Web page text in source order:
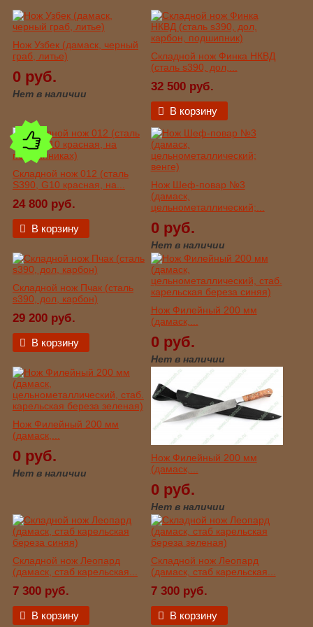
Нож Узбек (дамаск, черный
граб, литье)
0 руб.
Нет в наличии
Складной нож Финка НКВД
(сталь s390, дол,...
32 500 руб.
В корзину
Складной нож 012 (сталь
S390, G10 красная, на...
24 800 руб.
В корзину
Нож Шеф-повар №3
(дамаск,
цельнометаллический;...
0 руб.
Нет в наличии
Складной нож Пчак (сталь
s390, дол, карбон)
29 200 руб.
В корзину
Нож Филейный 200 мм
(дамаск,...
0 руб.
Нет в наличии
Нож Филейный 200 мм
(дамаск,...
0 руб.
Нет в наличии
Нож Филейный 200 мм
(дамаск,...
0 руб.
Нет в наличии
Складной нож Леопард
(дамаск, стаб карельская...
7 300 руб.
В корзину
Складной нож Леопард
(дамаск, стаб карельская...
7 300 руб.
В корзину